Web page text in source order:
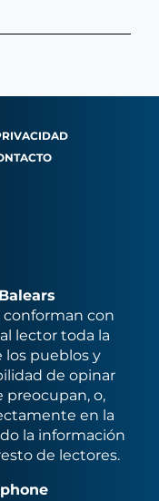
conforman con
lector toda la
los pueblos y
de opinar
preocupan, o,
en la
la información
de lectores.